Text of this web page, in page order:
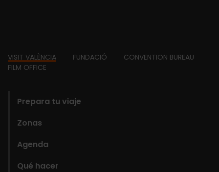
Footer
VISIT VALÈNCIA FUNDACIÓ
CONVENTION BUREAU
FILM OFFICE
Prepara tu viaje
Zonas
Agenda
Qué hacer